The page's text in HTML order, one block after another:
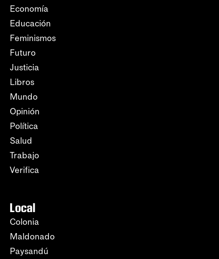
Economía
Educación
Feminismos
Futuro
Justicia
Libros
Mundo
Opinión
Política
Salud
Trabajo
Verifica
Local
Colonia
Maldonado
Paysandú